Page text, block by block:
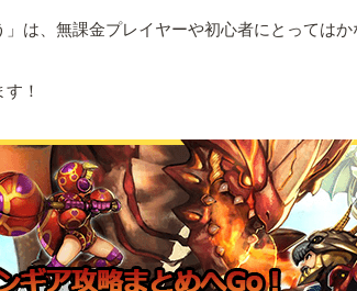
は、無課金プレイヤーや初心者にとっては
！